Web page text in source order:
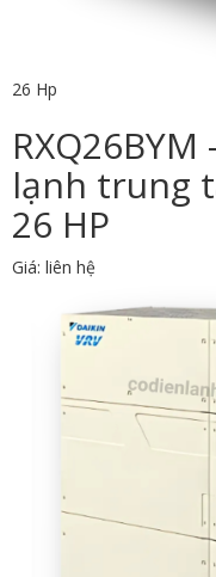
26 Hp
lạnh trung
26 HP
Giá: liên hệ